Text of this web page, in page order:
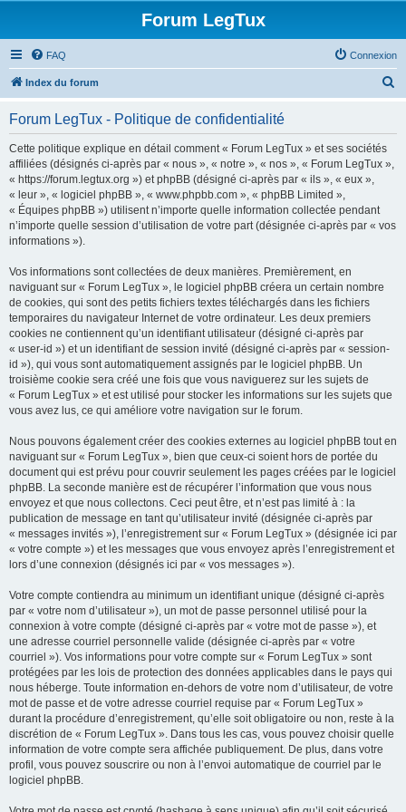
Forum LegTux
FAQ Connexion
Index du forum
Forum LegTux - Politique de confidentialité
Cette politique explique en détail comment « Forum LegTux » et ses sociétés
affiliées (désignés ci-après par « nous », « notre », « nos », « Forum LegTux »,
« https://forum.legtux.org ») et phpBB (désigné ci-après par « ils », « eux »,
« leur », « logiciel phpBB », « www.phpbb.com », « phpBB Limited »,
« Équipes phpBB ») utilisent n’importe quelle information collectée pendant
n’importe quelle session d’utilisation de votre part (désignée ci-après par « vos
informations »).
Vos informations sont collectées de deux manières. Premièrement, en
naviguant sur « Forum LegTux », le logiciel phpBB créera un certain nombre
de cookies, qui sont des petits fichiers textes téléchargés dans les fichiers
temporaires du navigateur Internet de votre ordinateur. Les deux premiers
cookies ne contiennent qu’un identifiant utilisateur (désigné ci-après par
« user-id ») et un identifiant de session invité (désigné ci-après par « session-
id »), qui vous sont automatiquement assignés par le logiciel phpBB. Un
troisième cookie sera créé une fois que vous naviguerez sur les sujets de
« Forum LegTux » et est utilisé pour stocker les informations sur les sujets que
vous avez lus, ce qui améliore votre navigation sur le forum.
Nous pouvons également créer des cookies externes au logiciel phpBB tout en
naviguant sur « Forum LegTux », bien que ceux-ci soient hors de portée du
document qui est prévu pour couvrir seulement les pages créées par le logiciel
phpBB. La seconde manière est de récupérer l’information que vous nous
envoyez et que nous collectons. Ceci peut être, et n’est pas limité à : la
publication de message en tant qu’utilisateur invité (désignée ci-après par
« messages invités »), l’enregistrement sur « Forum LegTux » (désignée ici par
« votre compte ») et les messages que vous envoyez après l’enregistrement et
lors d’une connexion (désignés ici par « vos messages »).
Votre compte contiendra au minimum un identifiant unique (désigné ci-après
par « votre nom d’utilisateur »), un mot de passe personnel utilisé pour la
connexion à votre compte (désigné ci-après par « votre mot de passe »), et
une adresse courriel personnelle valide (désignée ci-après par « votre
courriel »). Vos informations pour votre compte sur « Forum LegTux » sont
protégées par les lois de protection des données applicables dans le pays qui
nous héberge. Toute information en-dehors de votre nom d’utilisateur, de votre
mot de passe et de votre adresse courriel requise par « Forum LegTux »
durant la procédure d’enregistrement, qu’elle soit obligatoire ou non, reste à la
discrétion de « Forum LegTux ». Dans tous les cas, vous pouvez choisir quelle
information de votre compte sera affichée publiquement. De plus, dans votre
profil, vous pouvez souscrire ou non à l’envoi automatique de courriel par le
logiciel phpBB.